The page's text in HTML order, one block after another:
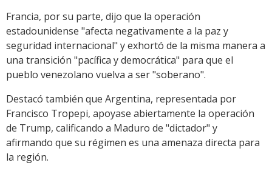
Francia, por su parte, dijo que la operación
estadounidense "afecta negativamente a la paz y
seguridad internacional" y exhortó de la misma manera a
una transición "pacífica y democrática" para que el
pueblo venezolano vuelva a ser "soberano".
Destacó también que Argentina, representada por
Francisco Tropepi, apoyase abiertamente la operación
de Trump, calificando a Maduro de "dictador" y
afirmando que su régimen es una amenaza directa para
la región.